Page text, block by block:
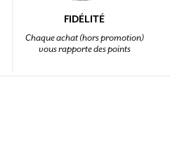
FIDÉLITÉ
Chaque achat (hors promotion)
vous rapporte des points